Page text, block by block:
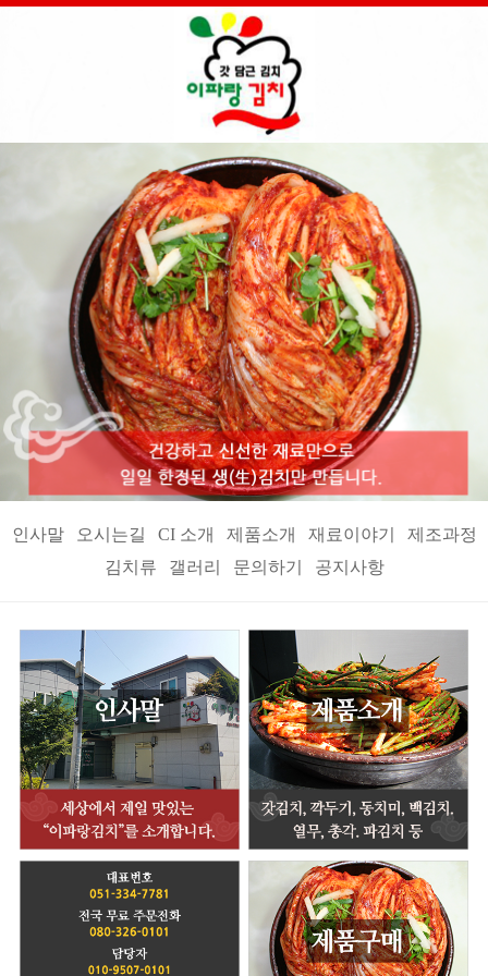
인사말 오시는길 CI 소개 제품소개 재료이야기
제조과정
김치류
갤러리 문의하기 공지사항